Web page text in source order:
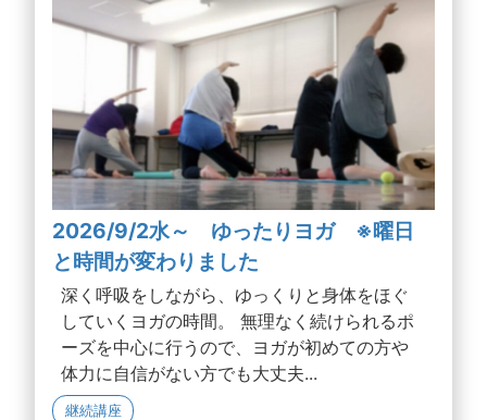
2026/9/2水～ ゆったりヨガ ※曜日
と時間が変わりました
深く呼吸をしながら、ゆっくりと身体をほぐ
していくヨガの時間。 無理なく続けられるポ
ーズを中心に行うので、ヨガが初めての方や
体力に自信がない方でも大丈夫...
継続講座